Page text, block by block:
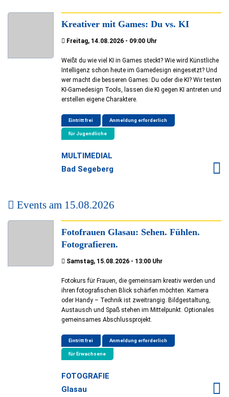
Kreativer mit Games: Du vs. KI
Freitag, 14.08.2026 - 09:00 Uhr
Weißt du wie viel KI in Games steckt? Wie wird Künstliche
Intelligenz schon heute im Gamedesign eingesetzt? Und
wer macht die besseren Games: Du oder die KI? Wir testen
KI-Gamedesign Tools, lassen die KI gegen KI antreten und
erstellen eigene Charaktere.
Eintritt frei Anmeldung erforderlich
für Jugendliche
MULTIMEDIAL
Bad Segeberg
Events am 15.08.2026
Fotofrauen Glasau: Sehen. Fühlen.
Fotografieren.
Samstag, 15.08.2026 - 13:00 Uhr
Fotokurs für Frauen, die gemeinsam kreativ werden und
ihren fotografischen Blick schärfen möchten. Kamera
oder Handy – Technik ist zweitrangig. Bildgestaltung,
Austausch und Spaß stehen im Mittelpunkt. Optionales
gemeinsames Abschlussprojekt.
Eintritt frei Anmeldung erforderlich
für Erwachsene
FOTOGRAFIE
Glasau